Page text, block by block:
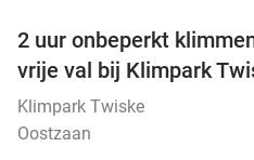
2 uur onbeperkt
vrije val bij Klimpark
Klimpark Twiske
Oostzaan